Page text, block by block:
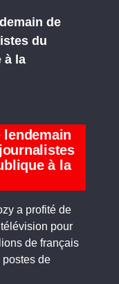
de
du
à la
à la
a profité de
pour
de français
postes de